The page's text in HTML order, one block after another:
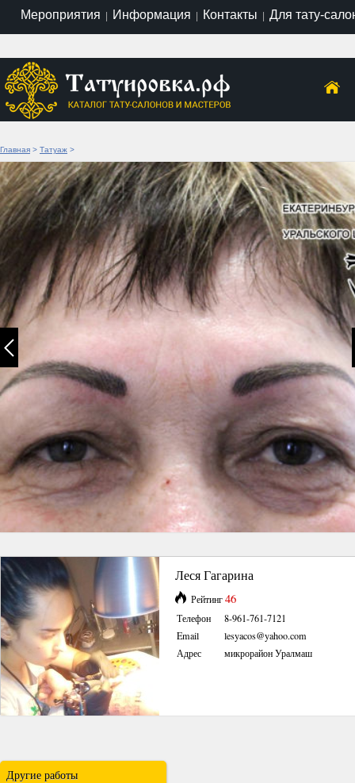
Мероприятия | Информация | Контакты | Для тату-
Главная > Татуаж >
Леся Гагарина
Рейтинг46
Телефон
8-961-761-7121
Email
lesyacos@yahoo.com
Адрес
микрорайон Уралмаш
Другие работы